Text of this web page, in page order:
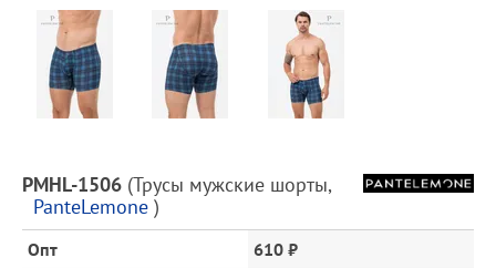
Предпросмотр
фотографий
Описание
товара
и
цена
PMHL-1506 (Трусы мужские шорты,
PanteLemone )
Опт
610 ₽